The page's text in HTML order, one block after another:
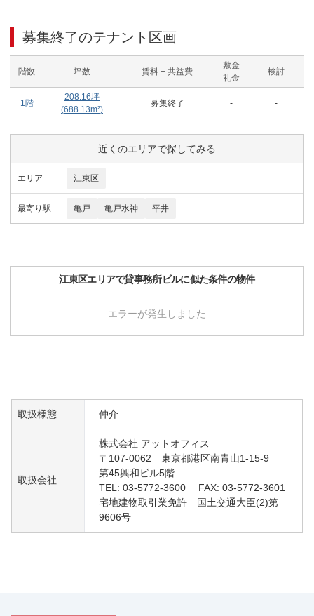
募集終了のテナント区画
階数 坪数 賃料 + 共益費
敷金
礼金
検討
1階
208.16坪
(688.13m²)
募集終了 - -
近くのエリアで探してみる
エリア 江東区
最寄り駅 亀戸 亀戸水神 平井
江東区エリアで貸事務所ビルに似た条件の物件
エラーが発生しました
取扱様態 仲介
取扱会社
株式会社 アットオフィス
〒107-0062 東京都港区南青山1-15-9
第45興和ビル5階
TEL: 03-5772-3600 FAX: 03-5772-3601
宅地建物取引業免許 国土交通大臣(2)第
9606号